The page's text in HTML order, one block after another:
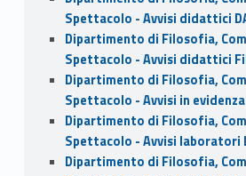
Spettacolo - Avvisi didattici
Dipartimento di Filosofia,
Spettacolo - Avvisi didattici
Dipartimento di Filosofia,
Spettacolo - Avvisi in evidenza
Dipartimento di Filosofia,
Spettacolo - Avvisi laboratori
Dipartimento di Filosofia,